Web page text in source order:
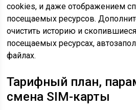
cookies, и даже отображением
посещаемых ресурсов.
очистить историю и
посещаемых ресурсах,
файлах.
Тарифный план,
смена SIM-карты